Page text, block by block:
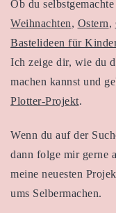
Ob du
Weihnachten, Ostern,
Bastelideen für
Ich zeige dir, wie du
machen kannst und
Plotter-Projekt.
Wenn du auf der
dann folge mir gerne
meine neuesten
ums Selbermachen.